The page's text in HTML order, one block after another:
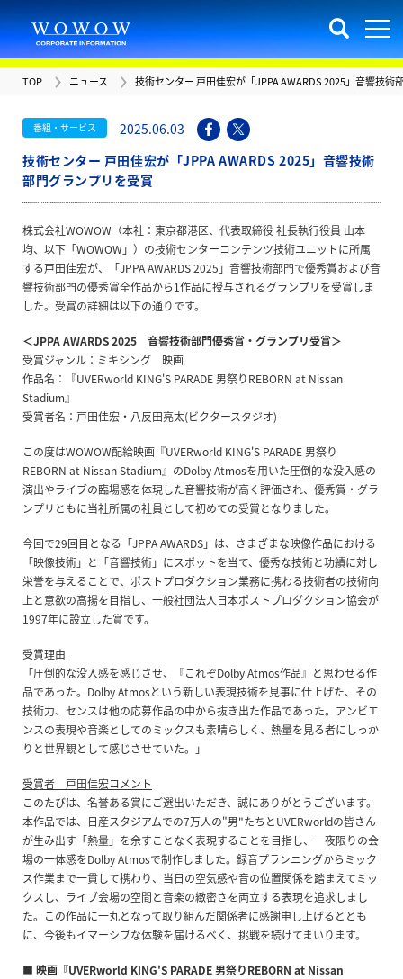
TOP ニュース 技術センター 戸田佳宏が「JPPA AWARDS 2025」音響技術
番組・サービス
2025.06.03
技術センター 戸田佳宏が「JPPA AWARDS 2025」音響技術
部門グランプリを受賞
株式会社WOWOW（本社：東京都港区、代表取締役 社⻑執行役員 山本
均、以下「WOWOW」）の技術センターコンテンツ技術ユニットに所属
する戸田佳宏が、「JPPA AWARDS 2025」音響技術部門で優秀賞および音
響技術部門の優秀賞全作品から1作品に授与されるグランプリを受賞しま
した。受賞の詳細は以下の通りです。
＜JPPA AWARDS 2025 音響技術部門優秀賞・グランプリ受賞＞
受賞ジャンル：ミキシング 映画
作品名：『UVERworld KING'S PARADE 男祭りREBORN at Nissan
Stadium』
受賞者名：戸田佳宏・八反田亮太(ビクタースタジオ)
この度はWOWOW配給映画『UVERworld KING'S PARADE 男祭り
REBORN at Nissan Stadium』のDolby Atmosを用いた圧倒的な没入感の
演出やライブの臨場感を体現した音響技術が高く評価され、優秀賞・グラ
ンプリともに当社所属の社員として初めての受賞となりました。
今回で29回目となる「JPPA AWARDS」は、さまざまな映像作品における
「映像技術」と「音響技術」にスポットを当て、優秀な技術と功績に対し
栄誉を与えることで、ポストプロダクション業務に携わる技術者の技術向
上と意欲の高揚を目指し、一般社団法人日本ポストプロダクション協会が
1997年に設立した賞です。
受賞理由
「圧倒的な没入感を感じさせ、『これぞDolby Atmos作品』と思わせる作
品であった。Dolby Atmosという新しい表現技術を見事に仕上げた、その
技術力、センスは他の応募作品の中から抜き出た作品であった。アンビエ
ンスの表現や音楽としてのミックスも素晴らしく、熱量を見る者にしっか
りと世界観として感じさせていた。」
受賞者 戸田佳宏コメント
このたびは、名誉ある賞にご選出いただき、誠にありがとうございます。
本作品では、日産スタジアムでの7万人の"男"たちとUVERworldの皆さん
が生み出す「熱量」を余すことなく表現することを目指し、一夜限りの会
場の一体感をDolby Atmosで制作しました。録音プランニングからミック
ス作業まで一貫して携わり、当日の空気感や音の位置関係を踏まえてミッ
クスし、ライブ会場の空間と音楽の緻密さを両立する表現を追求しまし
た。この作品に一丸となって取り組んだ関係者に感謝申し上げるととも
に、今後もイマーシブな体験を届けるべく、挑戦を続けてまいります。
■ 映画『UVERworld KING'S PARADE 男祭りREBORN at Nissan